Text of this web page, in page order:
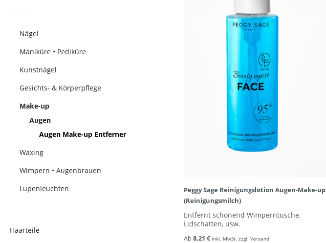
Nägel
Maniküre • Pediküre
Kunstnägel
Gesichts- & Körperpflege
Make-up
Augen
Augen Make-up Entferner
Waxing
Wimpern • Augenbrauen
Lupenleuchten
Haarteile
Peggy Sage Reinigungslotion Augen-Make-up
(Reinigungsmilch)
Entfernt schonend Wimperntusche,
Lidschatten, usw.
Ab8,21 € inkl. MwSt. zzgl. Versand